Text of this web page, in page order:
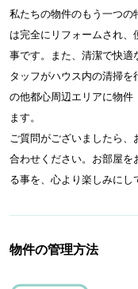
私たちの物件のもう一つの
は完全にリフォームされ
事です。また、清潔で快適
タッフがハウス内の清掃
の他都心周辺エリアに物
ます。
ご質問がございましたら
合わせください。お部屋を
る事を、心より楽しみにし
物件の管理方法